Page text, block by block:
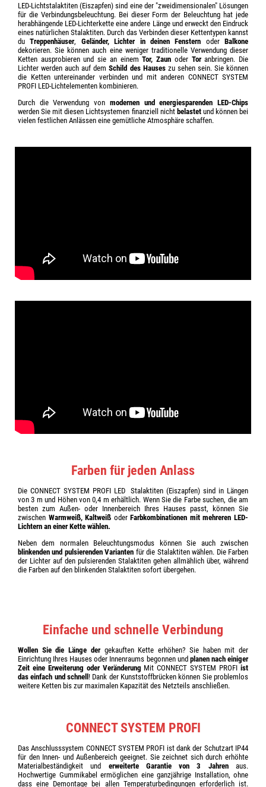
LED-Lichtstalaktiten (Eiszapfen) sind eine der "zweidimensionalen" Lösungen
für die Verbindungsbeleuchtung. Bei dieser Form der Beleuchtung hat jede
herabhängende LED-Lichterkette eine andere Länge und erweckt den Eindruck
eines natürlichen Stalaktiten. Durch das Verbinden dieser Kettentypen kannst
duTreppenhäuser, Geländer, Lichter in deinen Fenstern oder Balkone
dekorieren. Sie können auch eine weniger traditionelle Verwendung dieser
Ketten ausprobieren und sie an einemTor, Zaun oder Toranbringen. Die
Lichter werden auch auf demSchild des Hauseszu sehen sein. Sie können
die Ketten untereinander verbinden und mit anderen CONNECT SYSTEM
PROFI LED-Lichtelementen kombinieren.
Durch die Verwendung von modernen und energiesparenden LED-Chips
werden Sie mit diesen Lichtsystemen finanziell nicht belastetund können bei
vielen festlichen Anlässen eine gemütliche Atmosphäre schaffen.
Farben für jeden Anlass
Die CONNECT SYSTEM PROFI LED Stalaktiten (Eiszapfen) sind in Längen
von 3 m und Höhen von 0,4 m erhältlich. Wenn Sie die Farbe suchen, die am
besten zum Außen- oder Innenbereich Ihres Hauses passt, können Sie
zwischen Warmweiß, Kaltweiß oderFarbkombinationen mit mehreren LED-
Lichtern an einer Kette wählen.
Neben dem normalen Beleuchtungsmodus können Sie auch zwischen
blinkenden und pulsierenden Varianten für die Stalaktiten wählen. Die Farben
der Lichter auf den pulsierenden Stalaktiten gehen allmählich über, während
die Farben auf den blinkenden Stalaktiten sofort übergehen.
Einfache und schnelle Verbindung
Wollen Sie die Länge der gekauften Kette erhöhen? Sie haben mit der
Einrichtung Ihres Hauses oder Innenraums begonnen und planen nach einiger
Zeit eine Erweiterung oder Veränderung Mit CONNECT SYSTEM PROFIist
das einfach und schnell ! Dank der Kunststoffbrücken können Sie problemlos
weitere Ketten bis zur maximalen Kapazität des Netzteils anschließen.
CONNECT SYSTEM PROFI
Das Anschlusssystem CONNECT SYSTEM PROFI ist dank der Schutzart IP44
für den Innen- und Außenbereich geeignet. Sie zeichnet sich durch erhöhte
Materialbeständigkeit und erweiterte Garantie von 3 Jahrenaus.
Hochwertige Gummikabel ermöglichen eine ganzjährige Installation, ohne
dass eine Demontage bei allen Temperaturbedingungen erforderlich ist.